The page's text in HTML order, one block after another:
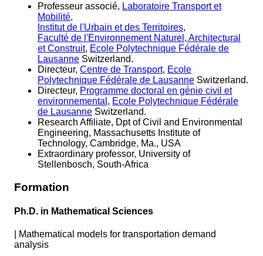
Professeur associé, Laboratoire Transport et
Mobilité,
Institut de l'Urbain et des Territoires,
Faculté de l'Environnement Naturel, Architectural
et Construit, Ecole Polytechnique Fédérale de
Lausanne Switzerland.
Directeur, Centre de Transport, Ecole
Polytechnique Fédérale de Lausanne Switzerland.
Directeur, Programme doctoral en génie civil et
environnemental , Ecole Polytechnique Fédérale
de Lausanne Switzerland.
Research Affiliate, Dpt of Civil and Environmental
Engineering, Massachusetts Institute of
Technology, Cambridge, Ma., USA
Extraordinary professor, University of
Stellenbosch, South-Africa
Formation
Ph.D. in Mathematical Sciences
Mathematical models for transportation demand
analysis